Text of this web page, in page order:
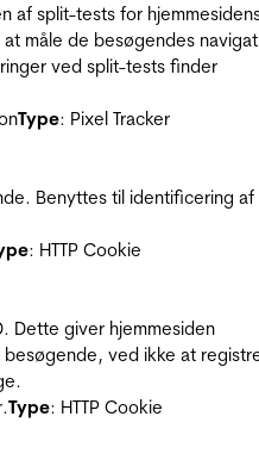
af split-tests for
måle de besøgendes
ved split-tests finder
Type: Pixel Tracker
Benyttes til identificering af
: HTTP Cookie
Dette giver hjemmesiden
ved ikke at
Type: HTTP Cookie